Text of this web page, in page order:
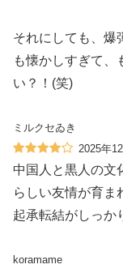
それにしても、爆
も懐かしすぎて、
い？！(笑)
ミルクセゐき
2025年
中国人と黒人の文
らしい友情が育ま
起承転結がしっか
koramame